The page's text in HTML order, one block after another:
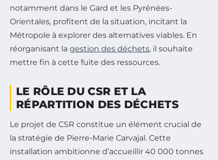
notamment dans le Gard et les Pyrénées-
Orientales, profitent de la situation, incitant la
Métropole à explorer des alternatives viables. En
réorganisant la gestion des déchets, il souhaite
mettre fin à cette fuite des ressources.
LE RÔLE DU CSR ET LA
RÉPARTITION DES DÉCHETS
Le projet de CSR constitue un élément crucial de
la stratégie de Pierre-Marie Carvajal. Cette
installation ambitionne d’accueillir 40 000 tonnes